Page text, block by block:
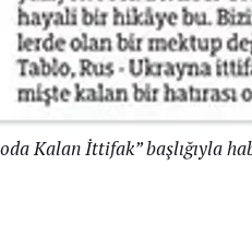
Kalan İttifak” başlığıyla